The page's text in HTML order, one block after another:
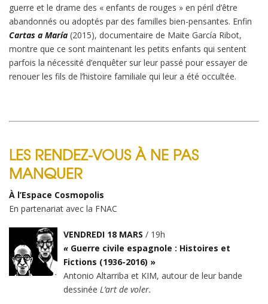
guerre et le drame des « enfants de rouges » en péril d’être
abandonnés ou adoptés par des familles bien-pensantes. Enfin
Cartas a María (2015), documentaire de Maite García Ribot,
montre que ce sont maintenant les petits enfants qui sentent
parfois la nécessité d’enquêter sur leur passé pour essayer de
renouer les fils de l’histoire familiale qui leur a été occultée.
LES RENDEZ-VOUS À NE PAS
MANQUER
À l’Espace Cosmopolis
En partenariat avec la FNAC
VENDREDI 18 MARS / 19h
« Guerre civile espagnole : Histoires et
Fictions (1936-2016) »
Antonio Altarriba et KIM, autour de leur bande
dessinée L’art de voler.